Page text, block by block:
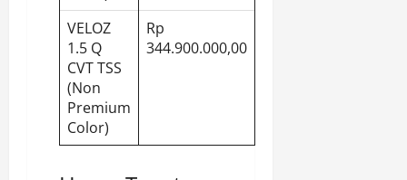
VELOZ
1.5 Q
CVT TSS
(Non
Premium
Color)
Rp
344.900.000,00